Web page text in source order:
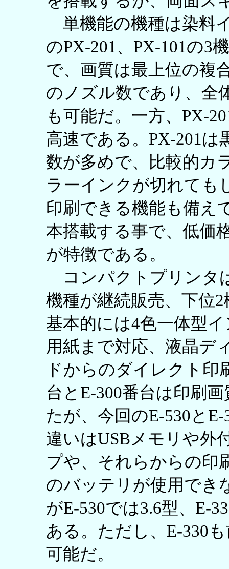
単機能の機種は染料
のPX-201、PX-101の3
で、画質は最上位の複
のノズル数であり、全
も可能だ。一方、PX-
高速である。PX-201
数が多めで、比較的カ
ラーインクが切れても
印刷できる機能も備え
本搭載する事で、低価
が特徴である。
コンパクトプリンタ
機種が継続販売、下位
基本的には4色一体型
用紙まで対応、液晶デ
ドからのダイレクト印
台とE-300番台は印刷
たが、今回のE-530と
違いはUSBメモリや外
プや、それらからの印
のバッテリが使用でき
がE-530では3.6型、E-
ある。ただし、E-330
可能だ。